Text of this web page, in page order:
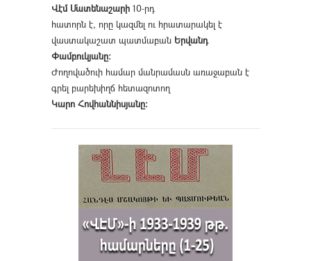
Վէմ Մատենաշարի 10-րդ
հատորն է, որը կազմել ու հրատարակել է
վաստակաշատ պատմաբան Երվանդ
Փամբուկյանը։
Ժողովածուի համար մանրամասն առաջաբան է
գրել բարեխիղճ հետազոտող
Կարո Հովհաննիսյանը։